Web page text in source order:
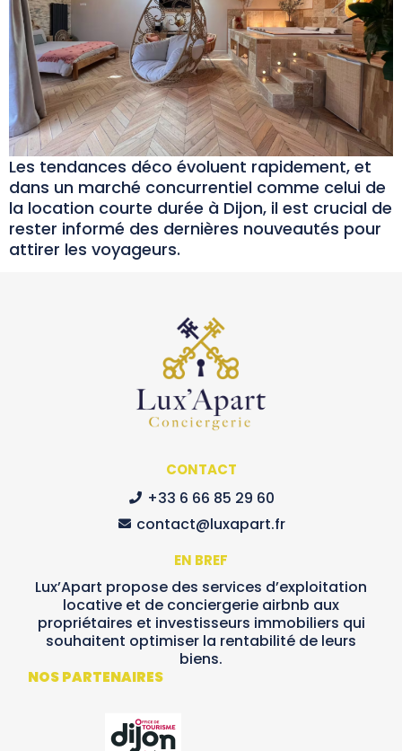
Les tendances déco évoluent rapidement, et
dans un marché concurrentiel comme celui de
la location courte durée à Dijon, il est crucial de
rester informé des dernières nouveautés pour
attirer les voyageurs.
CONTACT
+33 6 66 85 29 60
contact@luxapart.fr
EN BREF
Lux’Apart propose des services d’exploitation
locative et de conciergerie airbnb aux
propriétaires et investisseurs immobiliers qui
souhaitent optimiser la rentabilité de leurs
biens.
NOS PARTENAIRES